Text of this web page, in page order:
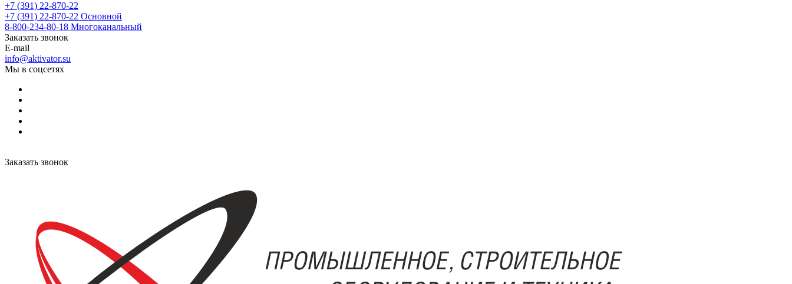
+7 (391) 22-870-22
+7 (391) 22-870-22 Основной
8-800-234-80-18 Многоканальный
Заказать звонок
E-mail
info@aktivator.su
Мы в соцсетях
Заказать звонок